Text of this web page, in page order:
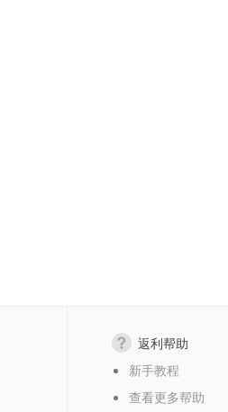
返利帮助
新手教程
查看更多帮助